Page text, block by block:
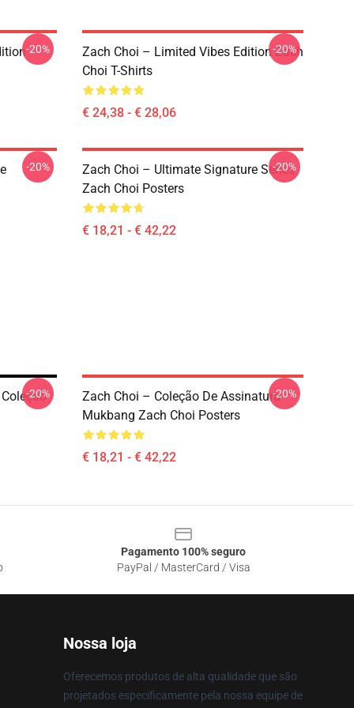
-20%
Zach Choi – Limited Vibes Edition Zach
Choi T-Shirts
€ 24,38 - € 28,06
-20%
-20%
Zach Choi – Ultimate Signature Series
Zach Choi Posters
€ 18,21 - € 42,22
-20%
-20%
Zach Choi – Coleção De Assinatura
Mukbang Zach Choi Posters
€ 18,21 - € 42,22
-20%
Pagamento 100% seguro
PayPal / MasterCard / Visa
Nossa loja
Oferecemos produtos de alta qualidade que são
projetados especificamente pela nossa equipe de